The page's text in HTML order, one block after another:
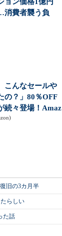
費者襲う負
こんなセールや
の？」80％OFF
続々登場！Amaz
気が...
旧の3カ月半
らしい
た話